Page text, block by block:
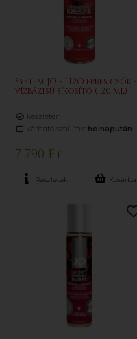
System JO - H2O epres csók -
vízbázisú síkosító (120 ml)
készleten
várható szállítás: holnapután
7 790 Ft
Részletek Kosárba